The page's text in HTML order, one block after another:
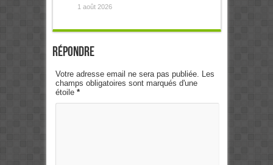
1 août 2026
Répondre
Votre adresse email ne sera pas publiée. Les
champs obligatoires sont marqués d'une
étoile *